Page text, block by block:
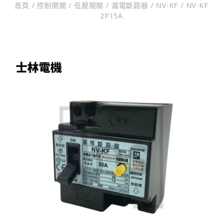
首頁 / 控制開關/ 低壓開關/ 漏電斷路器 / NV-KF / NV-KF
2P15A